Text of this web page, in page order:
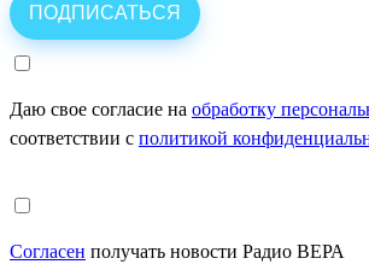
Даю свое согласие на обработку
соответствии с политикой
Согласен получать новости Радио ВЕРА